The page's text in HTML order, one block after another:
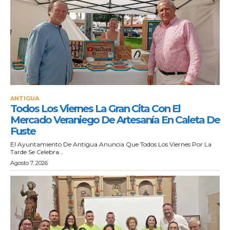
ANTIGUA
Todos Los Viernes La Gran Cita Con El
Mercado Veraniego De Artesanía En Caleta De
Fuste
El Ayuntamiento De Antigua Anuncia Que Todos Los Viernes Por La
Tarde Se Celebra...
Agosto 7, 2026